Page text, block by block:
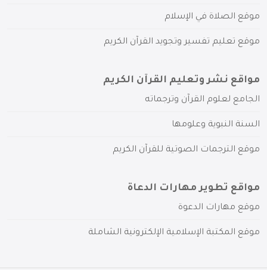
موقع الصلاة في الإسلام
موقع تعليم تفسير وتجويد القرآن الكريم
مواقع نشر وتعليم القرآن الكريم
الجامع لعلوم القرآن وترجماته
السنة النبوية وعلومها
موقع الترجمات الصوتية للقرآن الكريم
مواقع تطوير مهارات الدعاة
موقع مهارات الدعوة
موقع المكتبة الإسلامية الإلكترونية الشاملة